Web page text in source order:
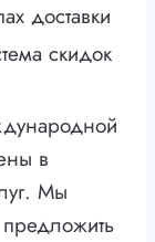
доставки
скидок
в
Мы